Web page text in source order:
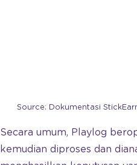
Source: Dokumentasi
Secara umum, Playlog
kemudian diproses dan